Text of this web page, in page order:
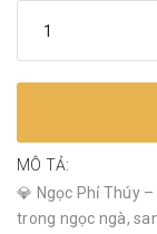
MÔ TẢ:
💎 Ngọc Phỉ Thúy
trong ngọc ngà,